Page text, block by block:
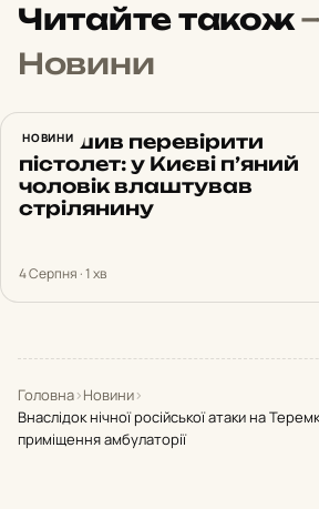
Читайте також
Новини
НОВИНИ
Вирішив перевірити
пістолет: у Києві п’яний
чоловік влаштував
стрілянину
4 Серпня · 1 хв
Головна›Новини›
Внаслідок нічної російської атаки на
приміщення амбулаторії